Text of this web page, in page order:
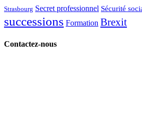
Strasbourg Secret professionnel Sécurité
successions Formation Brexit
Contactez-nous